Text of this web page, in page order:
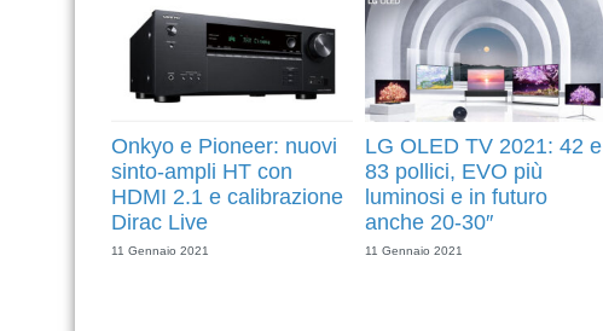
Onkyo e Pioneer: nuovi
sinto-ampli HT con
HDMI 2.1 e calibrazione
Dirac Live
11 Gennaio 2021
LG OLED TV 2021: 42 e
83 pollici, EVO più
luminosi e in futuro
anche 20-30″
11 Gennaio 2021